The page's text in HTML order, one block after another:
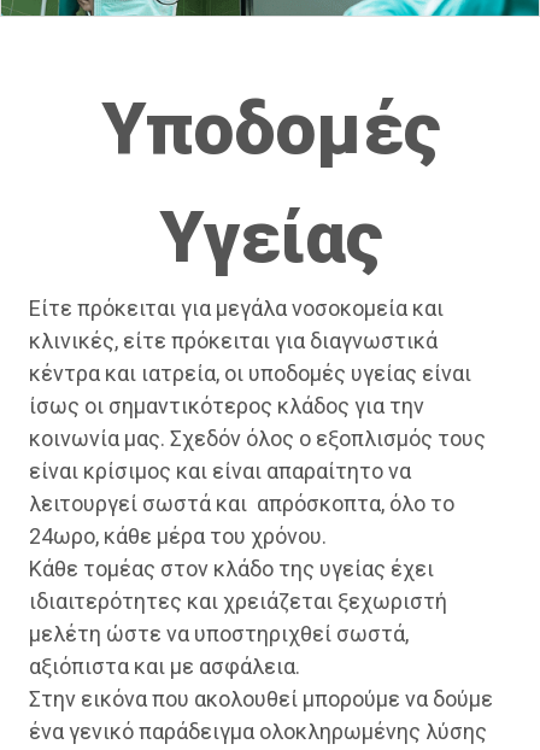
Υποδομές
Yγείας
Είτε πρόκειται για μεγάλα νοσοκομεία και
κλινικές, είτε πρόκειται για διαγνωστικά
κέντρα και ιατρεία, οι υποδομές υγείας είναι
ίσως οι σημαντικότερος κλάδος για την
κοινωνία μας. Σχεδόν όλος ο εξοπλισμός τους
είναι κρίσιμος και είναι απαραίτητο να
λειτουργεί σωστά και απρόσκοπτα, όλο το
24ωρο, κάθε μέρα του χρόνου.
Κάθε τομέας στον κλάδο της υγείας έχει
ιδιαιτερότητες και χρειάζεται ξεχωριστή
μελέτη ώστε να υποστηριχθεί σωστά,
αξιόπιστα και με ασφάλεια.
Στην εικόνα που ακολουθεί μπορούμε να δούμε
ένα γενικό παράδειγμα ολοκληρωμένης λύσης